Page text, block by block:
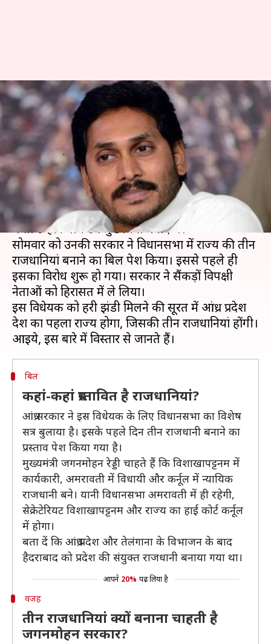
पांच उप मुख्यमंत्रियों वाले आंध्र प्रदेश में
तीन राजधानियां क्यों बनाना चाहती
है जगनमोहन सरकार?
लेखन प्रमोद कुमार Jan 20, 2020 07:13 pm
क्या है खबर?
वाईएस जगन मोहन रेड्डी जब चुनाव जीतकर सत्ता में आए
थे तो उन्होंने पांच उप मुख्यमंत्री बनाए थे।
सोमवार को उनकी सरकार ने विधानसभा में राज्य की तीन
राजधानियां बनाने का बिल पेश किया। इससे पहले ही
इसका विरोध शुरू हो गया। सरकार ने सैंकड़ों विपक्षी
नेताओं को हिरासत में ले लिया।
इस विधेयक को हरी झंडी मिलने की सूरत में आंध्र प्रदेश
देश का पहला राज्य होगा, जिसकी तीन राजधानियां होंगी।
बिल
कहां-कहां प्रस्तावित है राजधानियां?
आंध्र सरकार ने इस विधेयक के लिए विधानसभा का विशेष
सत्र बुलाया है। इसके पहले दिन तीन राजधानी बनाने का
प्रस्ताव पेश किया गया है।
मुख्यमंत्री जगनमोहन रेड्डी चाहते हैं कि विशाखापट्टनम में
कार्यकारी, अमरावती में विधायी और कर्नूल में न्यायिक
राजधानी बने। यानी विधानसभा अमरावती में ही रहेगी,
सेक्रेटेरियट विशाखापट्टनम और राज्य का हाई कोर्ट कर्नूल
में होगा।
बता दें कि आंध्र प्रदेश और तेलंगाना के विभाजन के बाद
हैदराबाद को प्रदेश की संयुक्त राजधानी बनाया गया था।
आपने 20% पढ़ लिया है
वजह
तीन राजधानियां क्यों बनाना चाहती है
जगनमोहन सरकार?